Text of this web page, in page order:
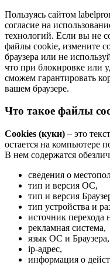
Пользуясь сайтом
согласие на
технологий. Если вы не
файлы cookie, измените
браузера или не
что при блокировке или
сможем гарантировать
вашем браузере.
Что такое файлы
Cookies (куки) – это
остается на компьютере
В нем содержатся
сведения о
тип и версия ОС,
тип и версия
тип устройства и
источник перехода
рекламная система,
язык ОС и Браузера,
ip-адрес,
информация о